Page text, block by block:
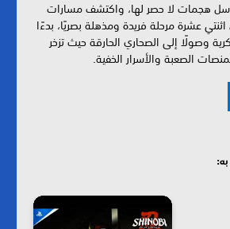
هجمات لا حصر لها، واكتشف مسارات
اثنتي عشرة مرحلة فريدة ومذهلة بصريًا، بدءًا
وصولًا إلى الصحاري الحارقة حيث تزخر
الصعبة والأسرار الخفية.